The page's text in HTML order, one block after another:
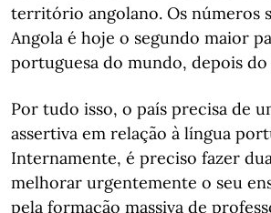
território angolano. Os números
Angola é hoje o segundo maior
portuguesa do mundo, depois do
Por tudo isso, o país precisa de
assertiva em relação à língua
Internamente, é preciso fazer
melhorar urgentemente o seu
pela formação massiva de